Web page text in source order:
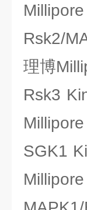
Rsk2/
理博
Rsk3
SGK1